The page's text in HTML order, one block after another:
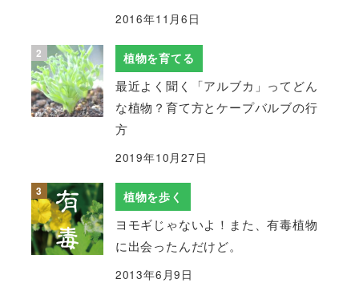
2016年11月6日
植物を育てる
最近よく聞く「アルブカ」ってどん
な植物？育て方とケープバルブの行
方
2019年10月27日
植物を歩く
ヨモギじゃないよ！また、有毒植物
に出会ったんだけど。
2013年6月9日